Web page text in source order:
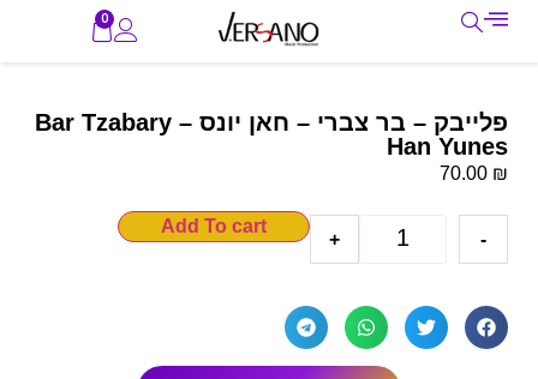
0
פלייבק – בר צברי – חאן יונס Bar Tzabary –
Han Yunes
70.00 ₪
-
+
Add To cart